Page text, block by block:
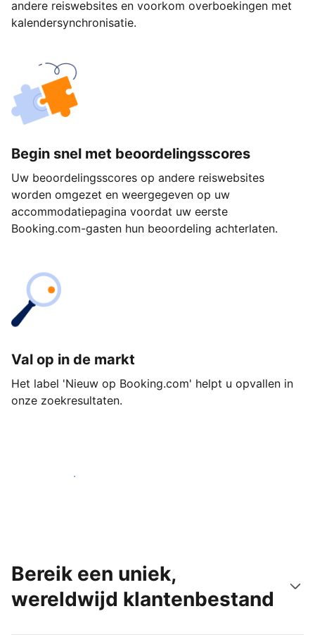
andere reiswebsites en voorkom overboekingen met
kalendersynchronisatie.
Begin snel met beoordelingsscores
Uw beoordelingsscores op andere reiswebsites
worden omgezet en weergegeven op uw
accommodatiepagina voordat uw eerste
Booking.com-gasten hun beoordeling achterlaten.
Val op in de markt
Het label 'Nieuw op Booking.com' helpt u opvallen in
onze zoekresultaten.
Begin vandaag nog
Bereik een uniek,
wereldwijd klantenbestand